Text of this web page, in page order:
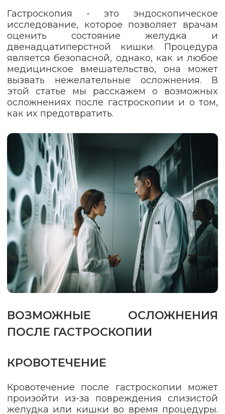
Гастроскопия - это эндоскопическое
исследование, которое позволяет врачам
оценить состояние желудка и
двенадцатиперстной кишки. Процедура
является безопасной, однако, как и любое
медицинское вмешательство, она может
вызвать нежелательные осложнения. В
этой статье мы расскажем о возможных
осложнениях после гастроскопии и о том,
как их предотвратить.
ВОЗМОЖНЫЕ ОСЛОЖНЕНИЯ
ПОСЛЕ ГАСТРОСКОПИИ
КРОВОТЕЧЕНИЕ
Кровотечение после гастроскопии может
произойти из-за повреждения слизистой
желудка или кишки во время процедуры.